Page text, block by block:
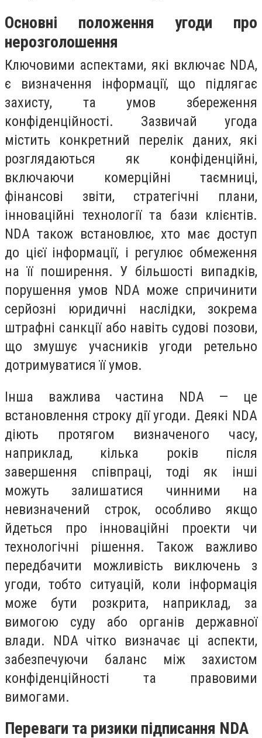
Основні положення угоди про
нерозголошення
Ключовими аспектами, які включає NDA,
є визначення інформації, що підлягає
захисту, та умов збереження
конфіденційності. Зазвичай угода
містить конкретний перелік даних, які
розглядаються як конфіденційні,
включаючи комерційні таємниці,
фінансові звіти, стратегічні плани,
інноваційні технології та бази клієнтів.
NDA також встановлює, хто має доступ
до цієї інформації, і регулює обмеження
на її поширення. У більшості випадків,
порушення умов NDA може спричинити
серйозні юридичні наслідки, зокрема
штрафні санкції або навіть судові позови,
що змушує учасників угоди ретельно
дотримуватися її умов.
Інша важлива частина NDA — це
встановлення строку дії угоди. Деякі NDA
діють протягом визначеного часу,
наприклад, кілька років після
завершення співпраці, тоді як інші
можуть залишатися чинними на
невизначений строк, особливо якщо
йдеться про інноваційні проекти чи
технологічні рішення. Також важливо
передбачити можливість виключень з
угоди, тобто ситуацій, коли інформація
може бути розкрита, наприклад, за
вимогою суду або органів державної
влади. NDA чітко визначає ці аспекти,
забезпечуючи баланс між захистом
конфіденційності та правовими
вимогами.
Переваги та ризики підписання NDA